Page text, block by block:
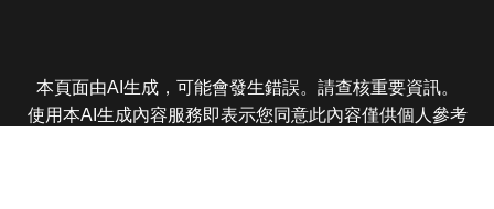
本頁面由AI生成，可能會發生錯誤。請查核重要資訊。
使用本AI生成內容服務即表示您同意此內容僅供個人參考